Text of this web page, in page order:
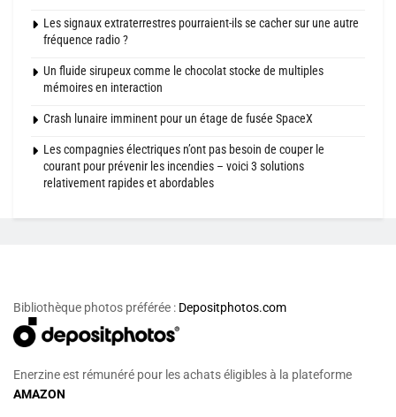
Les signaux extraterrestres pourraient-ils se cacher sur une autre
fréquence radio ?
Un fluide sirupeux comme le chocolat stocke de multiples
mémoires en interaction
Crash lunaire imminent pour un étage de fusée SpaceX
Les compagnies électriques n’ont pas besoin de couper le
courant pour prévenir les incendies – voici 3 solutions
relativement rapides et abordables
Bibliothèque photos préférée : Depositphotos.com
Enerzine est rémunéré pour les achats éligibles à la plateforme
AMAZON